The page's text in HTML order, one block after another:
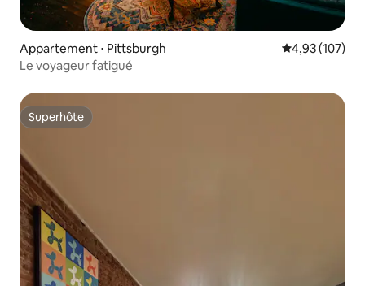
Appartement ⋅ Pittsburgh Évaluation
4,93 (107)
Le voyageur fatigué
Superhôte
Superhôte